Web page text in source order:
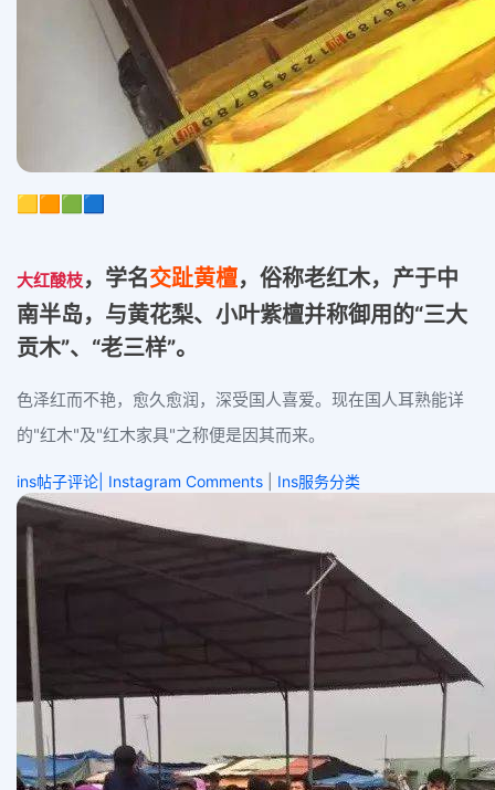
🟨🟧🟩🟦
大红酸枝，学名交趾黄檀，俗称老红木，产于中
南半岛，与黄花梨、小叶紫檀并称御用的“三大
贡木”、“老三样”。
色泽红而不艳，愈久愈润，深受国人喜爱。现在国人耳熟能详
的"红木"及"红木家具"之称便是因其而来。
ins帖子评论| Instagram Comments Ins服务分类